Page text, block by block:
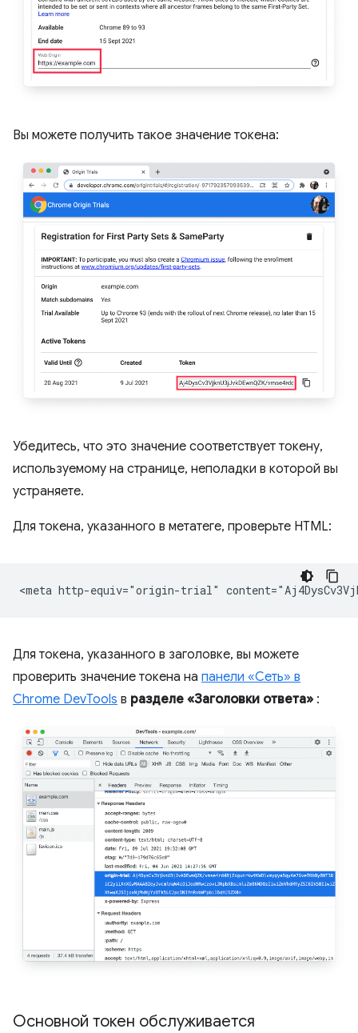
Вы можете получить такое значение токена:
Убедитесь, что это значение соответствует токену,
используемому на странице, неполадки в которой вы
устраняете.
Для токена, указанного в метатеге, проверьте HTML:
Для токена, указанного в заголовке, вы можете
проверить значение токена на панели «Сеть» в
Chrome DevTools в разделе «Заголовки ответа» :
Основной токен обслуживается